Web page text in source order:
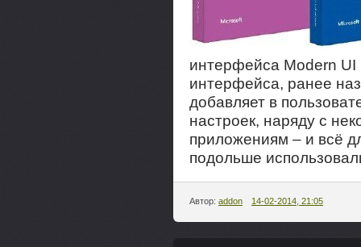
интерфейса Modern UI
интерфейса, ранее
добавляет в
настроек, наряду с
приложениям – и всё
подольше
Автор: addon 14-02-2014, 21:05